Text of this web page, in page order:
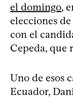
el domingo,
elecciones
con el
Cepeda, que
Uno de esos
Ecuador,